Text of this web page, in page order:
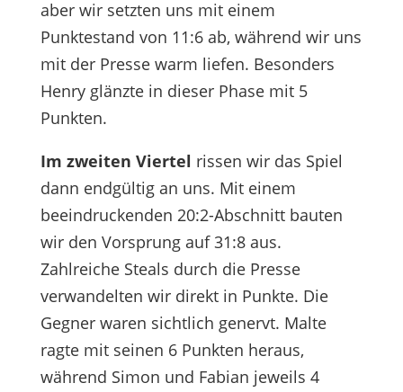
aber wir setzten uns mit einem
Punktestand von 11:6 ab, während wir uns
mit der Presse warm liefen. Besonders
Henry glänzte in dieser Phase mit 5
Punkten.
Im zweiten Viertel rissen wir das Spiel
dann endgültig an uns. Mit einem
beeindruckenden 20:2-Abschnitt bauten
wir den Vorsprung auf 31:8 aus.
Zahlreiche Steals durch die Presse
verwandelten wir direkt in Punkte. Die
Gegner waren sichtlich genervt. Malte
ragte mit seinen 6 Punkten heraus,
während Simon und Fabian jeweils 4